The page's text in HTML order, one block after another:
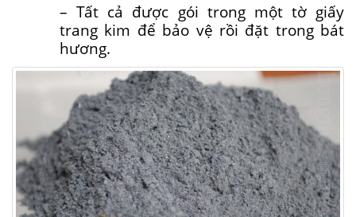
– Tất cả được gói trong một tờ giấy
trang kim để bảo vệ rồi đặt trong bát
hương.